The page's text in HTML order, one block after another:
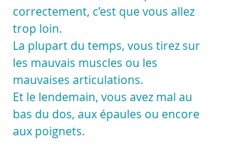
correctement, c’est que vous allez
trop loin.
La plupart du temps, vous tirez sur
les mauvais muscles ou les
mauvaises articulations.
Et le lendemain, vous avez mal au
bas du dos, aux épaules ou encore
aux poignets.